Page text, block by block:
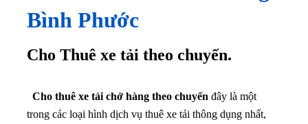
Bình Phước
Cho Thuê xe tải theo chuyến.
Cho thuê xe tải chở hàng theo chuyến đây là một
trong các loại hình dịch vụ thuê xe tải thông dụng nhất,